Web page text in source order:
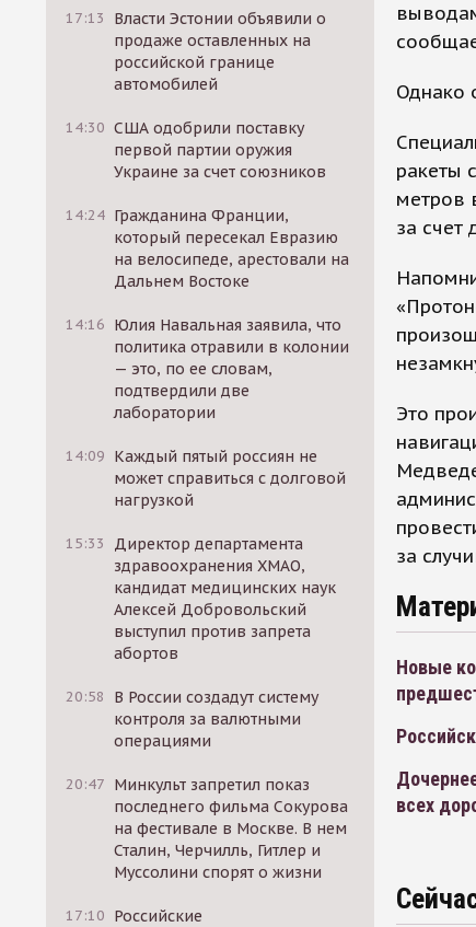
17:13
Власти Эстонии объявили о
продаже оставленных на
российской границе
автомобилей
14:30 США одобрили поставку
первой партии оружия
Украине за счет союзников
14:24 Гражданина Франции,
который пересекал Евразию
на велосипеде, арестовали на
Дальнем Востоке
14:16 Юлия Навальная заявила, что
политика отравили в колонии
— это, по ее словам,
подтвердили две
лаборатории
14:09 Каждый пятый россиян не
может справиться с долговой
нагрузкой
15:33
Директор департамента
здравоохранения ХМАО,
кандидат медицинских наук
Алексей Добровольский
выступил против запрета
абортов
20:58
В России создадут систему
контроля за валютными
операциями
20:47 Минкульт запретил показ
последнего фильма Сокурова
на фестивале в Москве. В нем
Сталин, Черчилль, Гитлер и
Муссолини спорят о жизни
17:10 Российские
Однако
ракеты
метров
за счет
Это
за
Новые
всех